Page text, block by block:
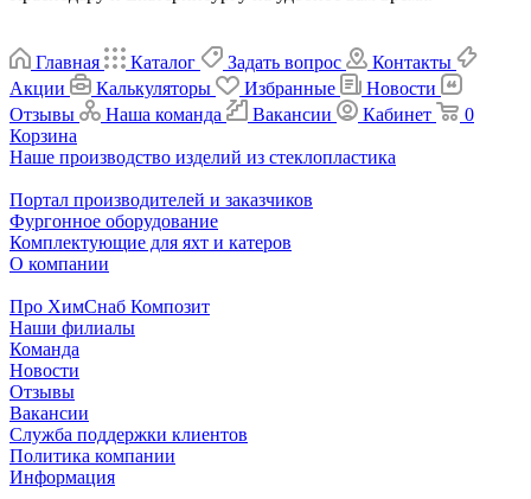
Главная Каталог Задать вопрос
Контакты
Акции
Калькуляторы Избранные
Новости
Отзывы
Наша команда Вакансии Кабинет
0
Корзина
Наше производство изделий из стеклопластика
Портал производителей и заказчиков
Фургонное оборудование
Комплектующие для яхт и катеров
О компании
Про ХимСнаб Композит
Наши филиалы
Команда
Новости
Отзывы
Вакансии
Служба поддержки клиентов
Политика компании
Информация